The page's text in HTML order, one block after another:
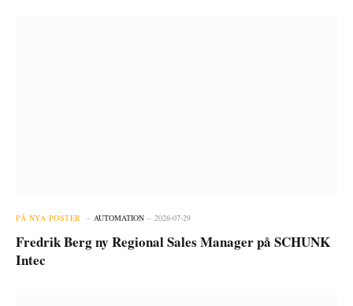
PÅ NYA POSTER AUTOMATION 2026-07-29
Fredrik Berg ny Regional Sales Manager på SCHUNK
Intec